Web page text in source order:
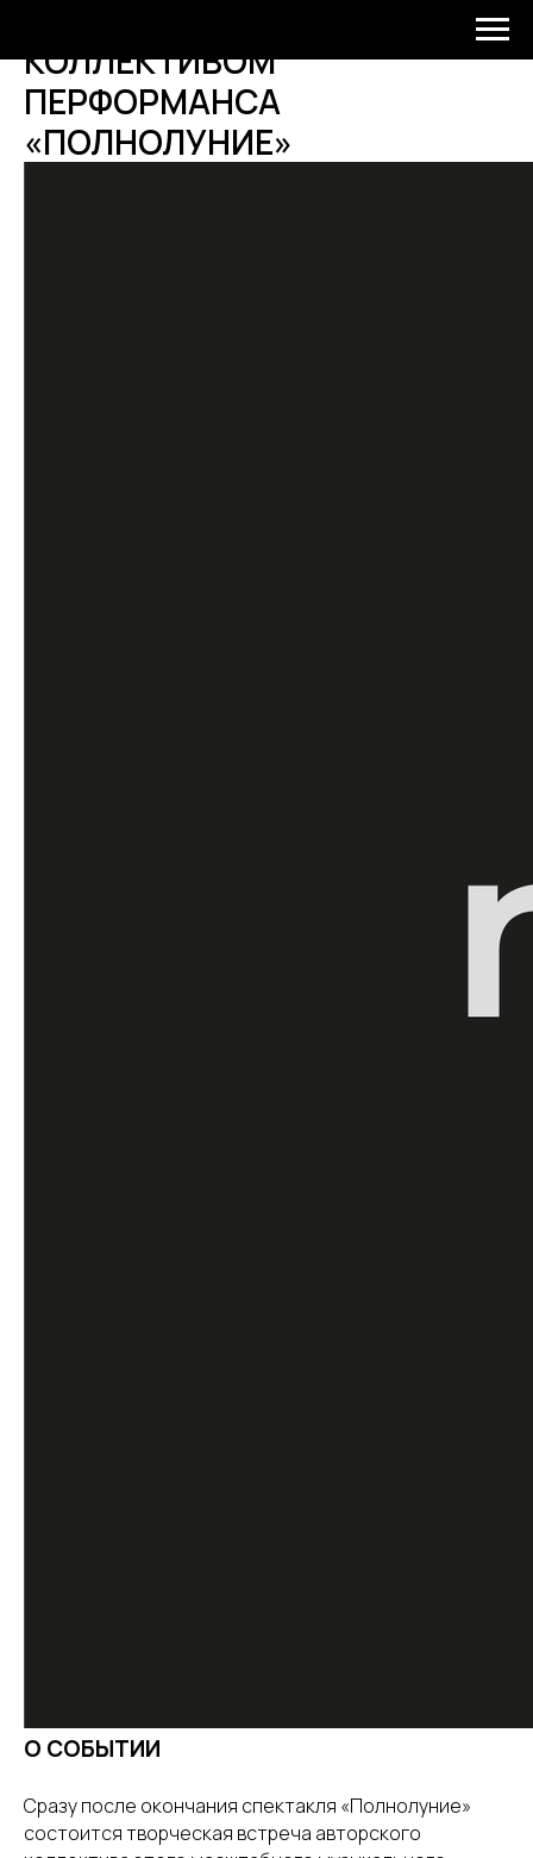
КОЛЛЕКТИВОМ
ПЕРФОРМАНСА
«ПОЛНОЛУНИЕ»
О СОБЫТИИ
Сразу после окончания спектакля «Полнолуние»
состоится творческая встреча авторского